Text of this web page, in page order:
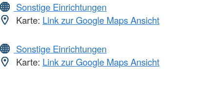
Sonstige Einrichtungen
Karte: Link zur Google Maps Ansicht
Sonstige Einrichtungen
Karte: Link zur Google Maps Ansicht